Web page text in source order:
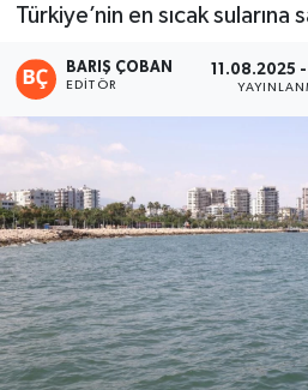
Türkiye’nin en sıcak
BARIŞ ÇOBAN
EDITÖR
11.08.2025
Magazin
Mersin
Özel Haber
Politika
Resmi İlan
Sağlık